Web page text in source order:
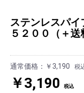
ステンレスパ
５２００（＋送
通常価格：￥3,190 税
￥3,190 税込